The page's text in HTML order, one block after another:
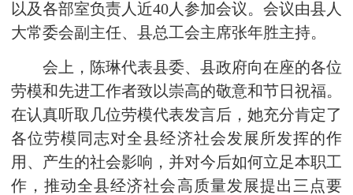
以及各部室负责人近40人参加会议。会议由县人
大常委会副主任、县总工会主席张年胜主持。
会上，陈琳代表县委、县政府向在座的各位
劳模和先进工作者致以崇高的敬意和节日祝福。
在认真听取几位劳模代表发言后，她充分肯定了
各位劳模同志对全县经济社会发展所发挥的作
用、产生的社会影响，并对今后如何立足本职工
作，推动全县经济社会高质量发展提出三点要